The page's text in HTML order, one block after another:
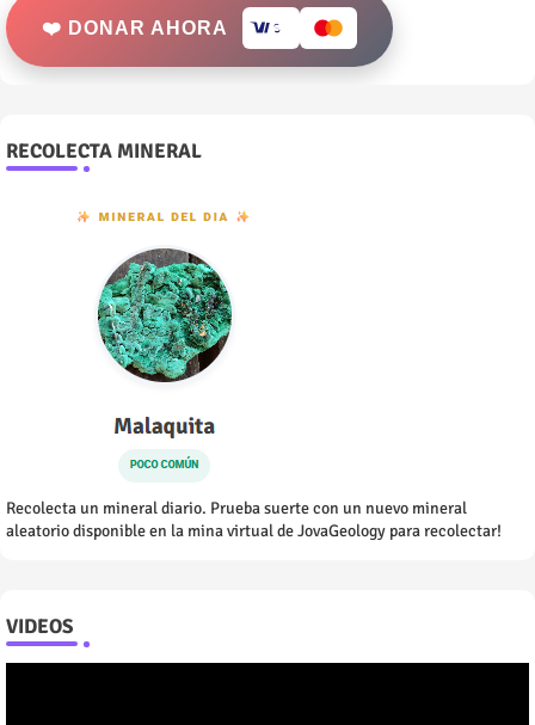
❤️ DONAR AHORA
RECOLECTA MINERAL
Recolecta un mineral diario. Prueba suerte con un nuevo mineral
aleatorio disponible en la mina virtual de JovaGeology para recolectar!
VIDEOS